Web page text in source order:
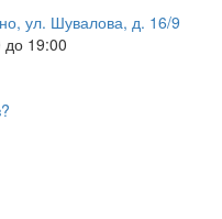
ул. Шувалова, д. 16/9
до 19:00